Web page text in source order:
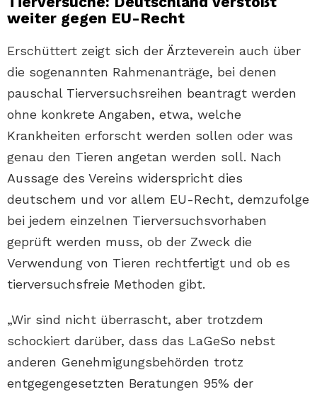
weiter gegen EU-Recht
Erschüttert zeigt sich der Ärzteverein auch über
die sogenannten Rahmenanträge, bei denen
pauschal Tierversuchsreihen beantragt werden
ohne konkrete Angaben, etwa, welche
Krankheiten erforscht werden sollen oder was
genau den Tieren angetan werden soll. Nach
Aussage des Vereins widerspricht dies
deutschem und vor allem EU-Recht, demzufolge
bei jedem einzelnen Tierversuchsvorhaben
geprüft werden muss, ob der Zweck die
Verwendung von Tieren rechtfertigt und ob es
tierversuchsfreie Methoden gibt.
„Wir sind nicht überrascht, aber trotzdem
schockiert darüber, dass das LaGeSo nebst
anderen Genehmigungsbehörden trotz
entgegengesetzten Beratungen 95% der